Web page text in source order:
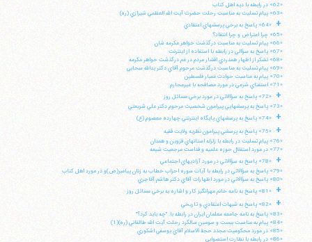
«62» در رابطه با ديه اهل كتاب
«63» پيام تسليت به مناسبت رحلت حضرت آيت الله العظمي شيرازي (ره)
+
«64» پاسخ به برخي پرسشهاي اعتقادي
«65» چرا اعتراض و چرا انتقاد؟
«66» پيام تسليت به مناسبت درگذشت خواهر مكرمه شان
«67» پاسخ به سؤالي در رابطه با استفاده از اينترنت
«68» تشكر از اظهار همدردي اقشار مردم در غم درگذشت خواهر مكرمه
«69» پيام تسليت به مناسبت درگذشت مرحوم آقاي دكتر يدالله سحابي
«70» پيام به مناسبت حوادث غمبار فلسطين
«71» استفتاي شرعي در مورد مصافحه با غيرمحارم
+
«72» پاسخ به سؤالاتي در مورد برخي مسائل روز
«73» پاسخ به پرسشهايي پيرامون شخصيت مرحوم دكتر علي شريعتي
+ «74» پاسخ به پرسشهاي پايگاه اينترنتي چهارده معصوم (ع)
+
«75» پاسخ به پرسشي پيرامون نظريه ولايت فقيه
«76» پيام تسليت در رابطه با زلزله استانهاي قزوين و همدان
«77» در مورد استقلال حوزه علميه و قداست مرجعيت شيعه
+
«78» پاسخ به سؤالاتي در مورد آزاديهاي اجتماعي
«79» پاسخ به سؤالاتي در رابطه با آيات سوره احزاب خطاب به زنان پيامبر(ص)و در مورد اهل كتاب
«80» پاسخ به سؤالاتي در مورد اظهارات آقاي دكتر هاشم آقاجري
+ «81» پاسخ به نامه خانم مهرانگيز كار و اشاره به برخي مسائل روز
+
«82» پاسخ به شبهات اعتقادي و تاريخي
«83» پاسخ به نامه جامعه معلمان ايران در رابطه با: "چه بايد كرد؟"
«84» پيام به مناسبت بيست و سومين سالگرد رحلت آيت الله طالقاني (ره)(1)
«85» در مورد محكوميت مجدد حجة الاسلام آقاي يوسفي اشكوري
«86» در رابطه با نظارت استصوابي